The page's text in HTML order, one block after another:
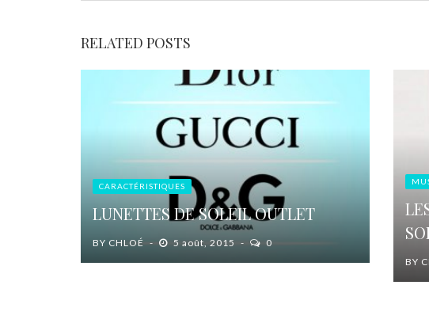
RELATED POSTS
CARACTÉRISTIQUES
LUNETTES DE SOLEIL OUTLET
BY CHLOÉ 5 août, 2015 0
BY